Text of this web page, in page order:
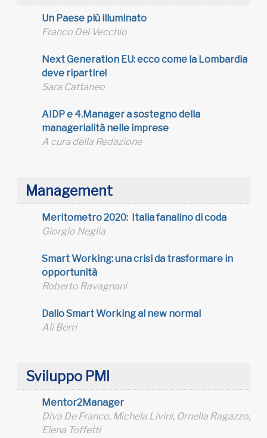
Un Paese più illuminato
Franco Del Vecchio
Next Generation EU: ecco come la Lombardia
deve ripartire!
Sara Cattaneo
AIDP e 4.Manager a sostegno della
managerialità nelle imprese
A cura della Redazione
Management
Meritometro 2020: Italia fanalino di coda
Giorgio Neglia
Smart Working: una crisi da trasformare in
opportunità
Roberto Ravagnani
Dallo Smart Working al new normal
Ali Berri
Sviluppo PMI
Mentor2Manager
Diva De Franco, Michela Livini, Ornella Ragazzo,
Elena Toffetti